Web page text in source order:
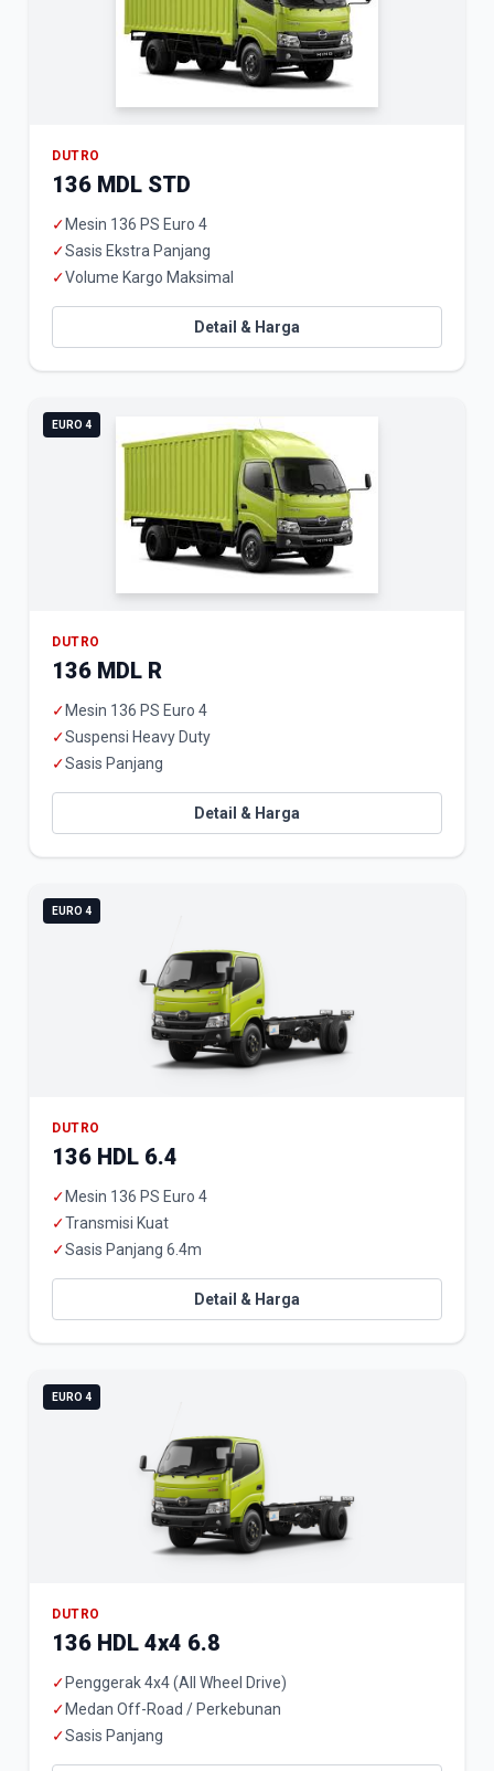
DUTRO
136 MDL STD
✓ Mesin 136 PS Euro 4
✓Sasis Ekstra Panjang
✓Volume Kargo Maksimal
Detail & Harga
EURO 4
DUTRO
136 MDL R
✓ Mesin 136 PS Euro 4
✓Suspensi Heavy Duty
✓Sasis Panjang
Detail & Harga
EURO 4
DUTRO
136 HDL 6.4
✓ Mesin 136 PS Euro 4
✓Transmisi Kuat
✓Sasis Panjang 6.4m
Detail & Harga
EURO 4
DUTRO
136 HDL 4x4 6.8
✓ Penggerak 4x4 (All Wheel Drive)
✓ Medan Off-Road / Perkebunan
✓Sasis Panjang